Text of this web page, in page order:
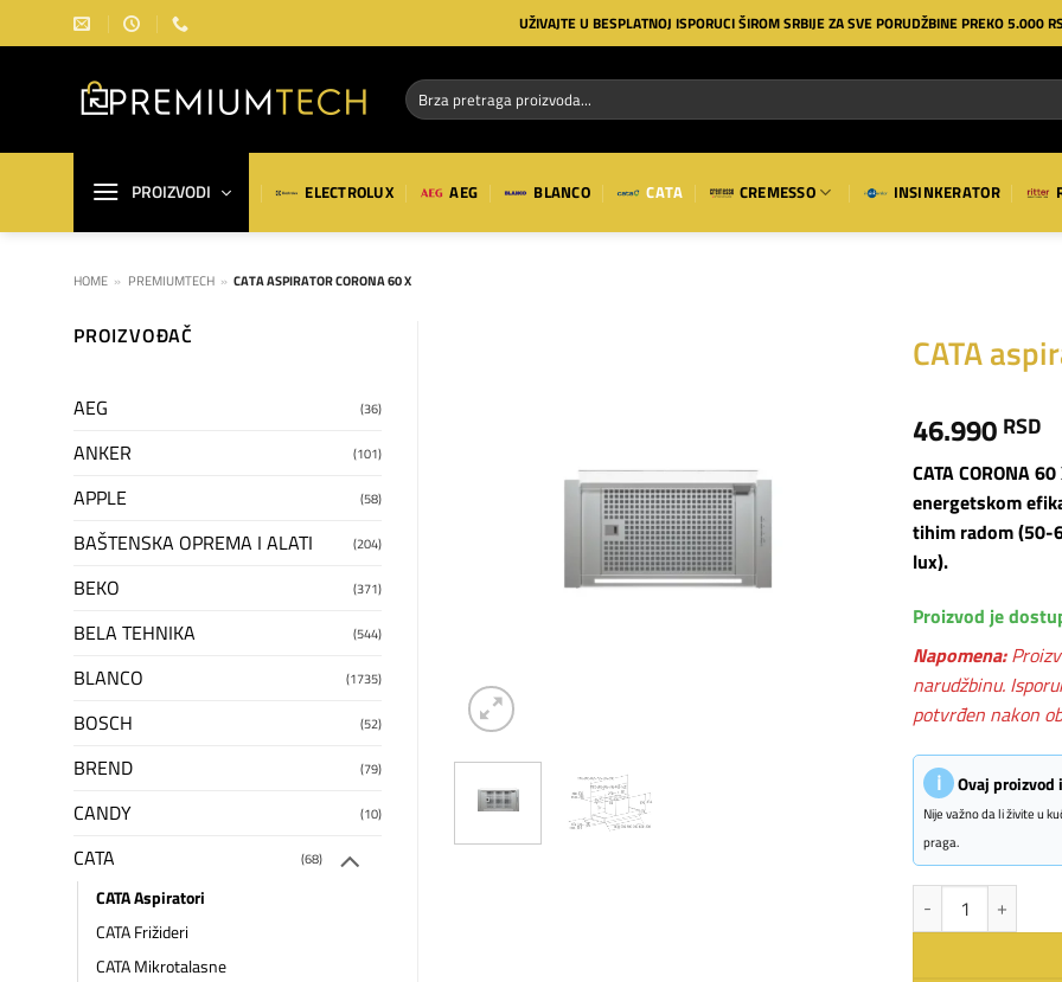
na
UŽIVAJTE U BESPLATNOJ ISPORUCI ŠIROM SRBIJE ZA SVE PORUDŽBINE PREKO 5.000
Pretraga
za:
PROIZVODI ELECTROLUX AEG BLANCO CATA CREMESSO INSINKERATOR
HOME » PREMIUMTECH » CATA ASPIRATOR CORONA 60 X
PROIZVOĐAČ
AEG (36)
ANKER (101)
APPLE (58)
BAŠTENSKA OPREMA I ALATI (204)
BEKO (371)
BELA TEHNIKA (544)
BLANCO (1735)
BOSCH (52)
BREND (79)
CANDY (10)
CATA (68)
CATA Aspiratori
CATA Frižideri
CATA Mikrotalasne
CATA
46.990 RSD
CATA CORONA
energetskom
tihim radom (50-
lux).
Proizvod je
Napomena:
narudžbinu.
potvrđen nakon
ℹ Ovaj proizvod
Nije važno da li živite u
praga.
CATA aspirator